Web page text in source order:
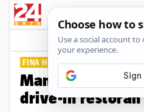
FINA HRANA U ZAGREBU
Mama's Food:
drive-in restoran